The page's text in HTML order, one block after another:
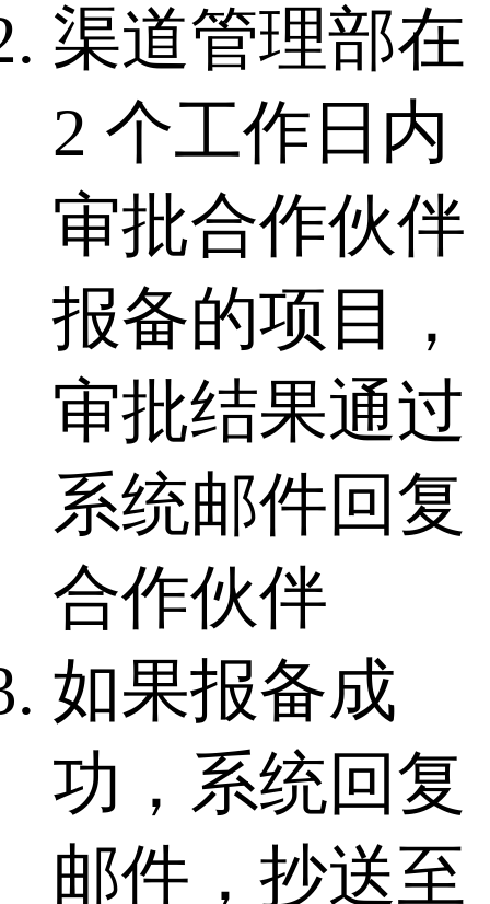
渠道管理部在
2 个工作日内
审批合作伙伴
报备的项目，
审批结果通过
系统邮件回复
合作伙伴
如果报备成
功，系统回复
邮件，抄送至